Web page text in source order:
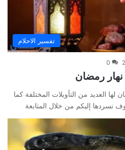
تفسير الاحلام
0
رمضان
العديد من التأويلات المختلفة كما
نسردها إليكم من خلال المتابعة